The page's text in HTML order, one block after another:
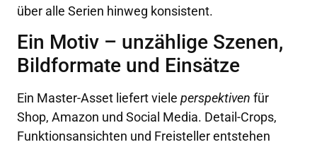
über alle Serien hinweg konsistent.
Ein Motiv – unzählige Szenen,
Bildformate und Einsätze
Ein Master-Asset liefert viele perspektiven für
Shop, Amazon und Social Media. Detail-Crops,
Funktionsansichten und Freisteller entstehen